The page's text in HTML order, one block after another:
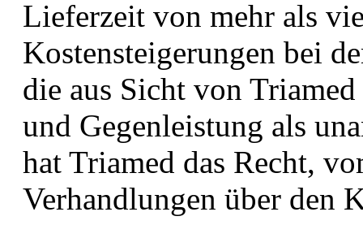
Lieferzeit von mehr als
Kostensteigerungen bei
die aus Sicht von
und Gegenleistung als
hat Triamed das Recht,
Verhandlungen über den